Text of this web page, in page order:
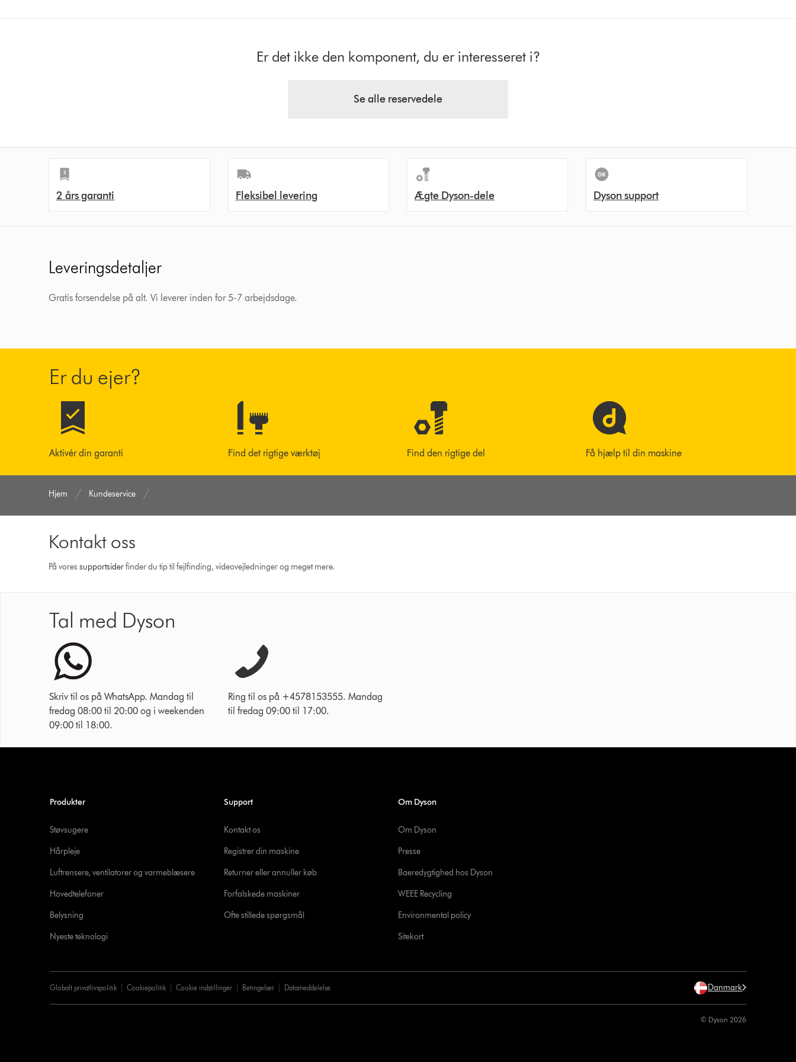
Er det ikke den komponent, du er interesseret i?
Se alle reservedele
2 års garanti Fleksibel levering Ægte Dyson-dele Dyson support
Leveringsdetaljer
Gratis forsendelse på alt. Vi leverer inden for 5-7 arbejdsdage.
Er du ejer?
Aktivér din garanti Find det rigtige værktøj Find den rigtige del Få hjælp til din maskine
Hjem Kundeservice
Kontakt oss
På voressupport­siderfinder du tip til fejlfinding, video­vejledninger og meget mere.
Tal med Dyson
Skriv til os på WhatsApp. Mandag til
fredag 08:00 til 20:00 og i weekenden
09:00 til 18:00.
Ring til os på +4578153555. Mandag
til fredag 09:00 til 17:00.
Produkter
Støvsugere
Hårpleje
Luftrensere, ventilatorer og varmeblæsere
Hovedtelefoner
Belysning
Nyeste teknologi
Support
Kontakt os
Registrer din maskine
Returner eller annuller køb
Forfalskede maskiner
Ofte stillede spørgsmål
Om Dyson
Om Dyson
Presse
Baeredygtighed hos Dyson
WEEE Recycling
Environmental policy
Sitekort
Globalt privatlivspolitik Cookiepolitik Cookie indstillinger Betingelser Datameddelelse Danmark
© Dyson 2026